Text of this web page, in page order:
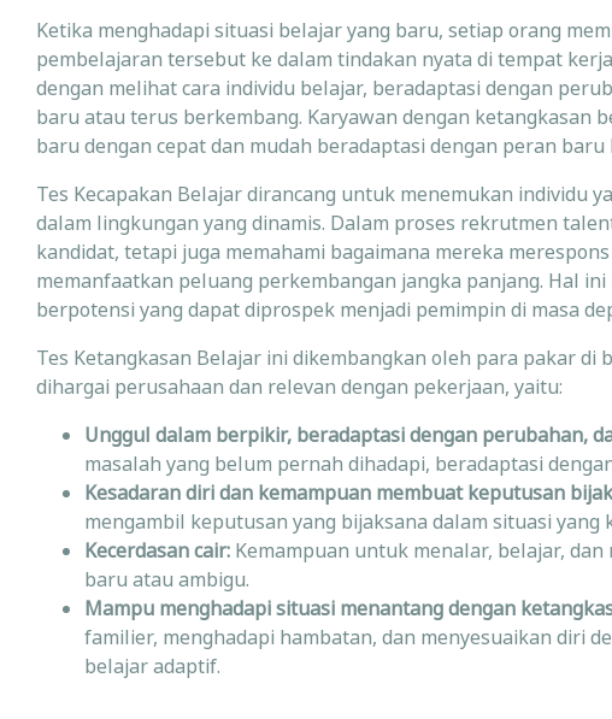
Ketika menghadapi situasi belajar yang baru, setiap orang
pembelajaran tersebut ke dalam tindakan nyata di tempat
dengan melihat cara individu belajar, beradaptasi dengan
baru atau terus berkembang. Karyawan dengan ketangkasan
baru dengan cepat dan mudah beradaptasi dengan peran
Tes Kecapakan Belajar dirancang untuk menemukan individu
dalam lingkungan yang dinamis. Dalam proses rekrutmen
kandidat, tetapi juga memahami bagaimana mereka
memanfaatkan peluang perkembangan jangka panjang. Hal
berpotensi yang dapat diprospek menjadi pemimpin di masa
Tes Ketangkasan Belajar ini dikembangkan oleh para pakar
dihargai perusahaan dan relevan dengan pekerjaan, yaitu:
Unggul dalam berpikir, beradaptasi dengan perubahan,
masalah yang belum pernah dihadapi, beradaptasi
Kesadaran diri dan kemampuan membuat keputusan
mengambil keputusan yang bijaksana dalam situasi yang
Kecerdasan cair: Kemampuan untuk menalar, belajar,
baru atau ambigu.
Mampu menghadapi situasi menantang dengan
familier, menghadapi hambatan, dan menyesuaikan diri
belajar adaptif.